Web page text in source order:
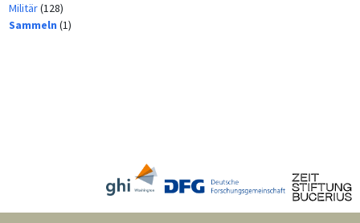
Militär(128)
Sammeln (1)